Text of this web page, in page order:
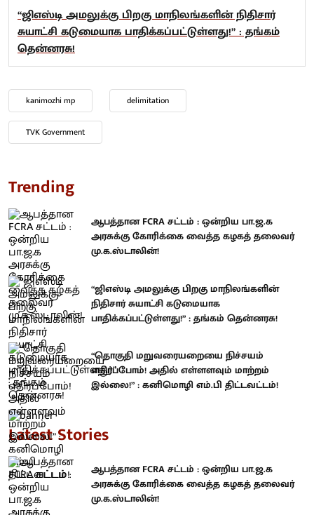
“ஜிஎஸ்டி அமலுக்கு பிறகு மாநிலங்களின் நிதிசார்
சுயாட்சி கடுமையாக பாதிக்கப்பட்டுள்ளது!” : தங்கம்
தென்னரசு!
kanimozhi mp delimitation
TVK Government
Trending
ஆபத்தான FCRA சட்டம் : ஒன்றிய பா.ஜ.க
அரசுக்கு கோரிக்கை வைத்த கழகத் தலைவர்
மு.க.ஸ்டாலின்!
“ஜிஎஸ்டி அமலுக்கு பிறகு மாநிலங்களின்
நிதிசார் சுயாட்சி கடுமையாக
பாதிக்கப்பட்டுள்ளது!” : தங்கம் தென்னரசு!
“தொகுதி மறுவரையறையை நிச்சயம்
எதிர்ப்போம்! அதில் எள்ளளவும் மாற்றம்
இல்லை!” : கனிமொழி எம்.பி திட்டவட்டம்!
Latest Stories
ஆபத்தான FCRA சட்டம் : ஒன்றிய பா.ஜ.க
அரசுக்கு கோரிக்கை வைத்த கழகத் தலைவர்
மு.க.ஸ்டாலின்!